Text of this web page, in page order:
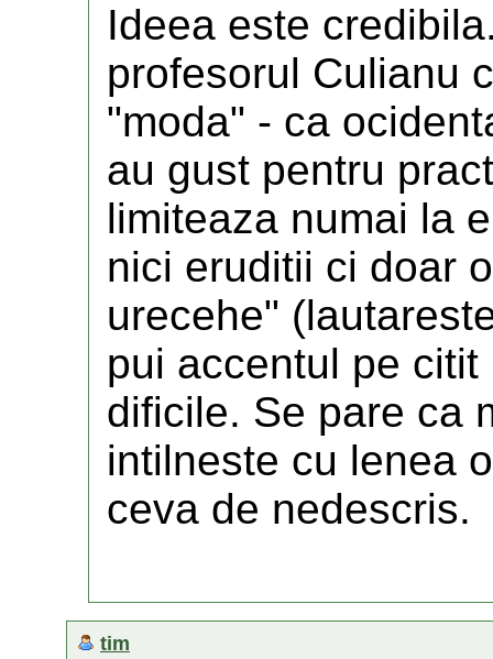
Ideea este
profesorul Culianu
"moda" - ca
au gust pentru
limiteaza numai la
nici eruditii ci doar
urecehe"
pui accentul pe
dificile. Se pare ca
intilneste cu lenea
ceva de nedescris.
tim